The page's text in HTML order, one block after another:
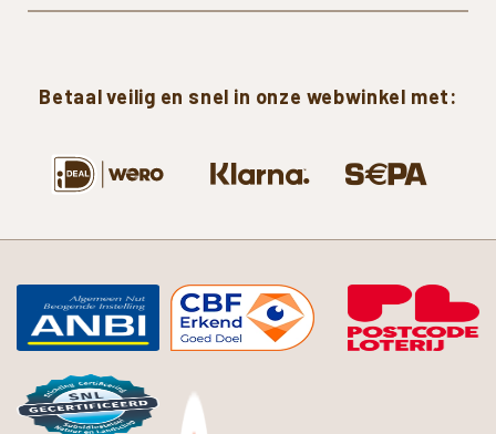
Betaal veilig en snel in onze webwinkel met: